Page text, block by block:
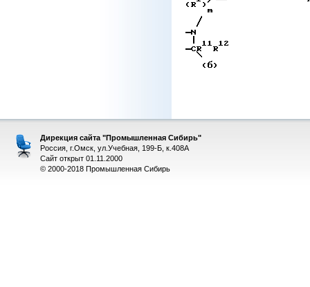
Дирекция сайта "Промышленная Сибирь"
Россия, г.Омск, ул.Учебная, 199-Б, к.408А
Сайт открыт 01.11.2000
© 2000-2018 Промышленная Сибирь